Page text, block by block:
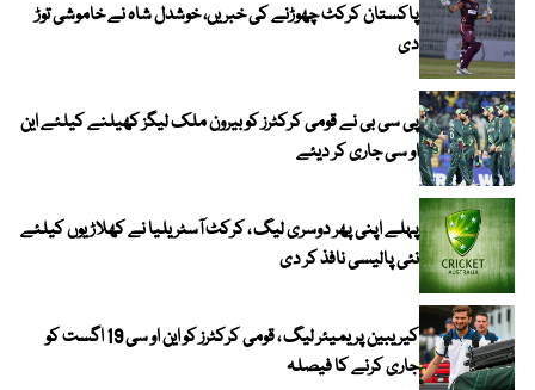
پاکستان کرکٹ چھوڑنے کی خبریں، خوشدل شاہ نے خاموشی توڑ
دی
پی سی بی نے قومی کرکٹرز کو بیرون ملک لیگز کھیلنے کیلئے این
او سی جاری کر دیئے
پہلے اپنی پھر دوسری لیگ ، کرکٹ آسٹریلیا نے کھلاڑیوں کیلئے
نئی پالیسی نافذ کر دی
کیریبین پریمیئر لیگ ، قومی کرکٹرز کو این او سی 19 اگست کو
جاری کرنے کا فیصلہ